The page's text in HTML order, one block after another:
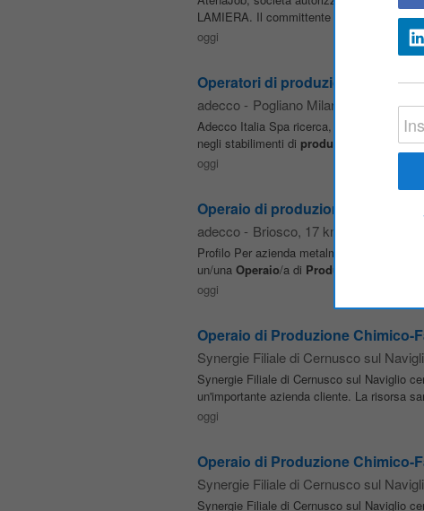
LAMIERA. Il committente è un'azienda
oggi
Operatori di produzione chimica
adecco - Pogliano Milanese , 14 km
Adecco Italia Spa ricerca, per importante
negli stabilimenti di produzione ,
oggi
Operaio di produzione Categoria
adecco - Briosco, 17 km da Paderno
Profilo Per azienda metalmeccanica con
un/una Operaio/a di Produzione
oggi
Operaio di Produzione Chimico-
Synergie Filiale di Cernusco sul
Synergie Filiale di Cernusco sul Naviglio
un'importante azienda cliente. La risorsa
oggi
Operaio di Produzione Chimico-
Synergie Filiale di Cernusco sul
Synergie Filiale di Cernusco sul Naviglio